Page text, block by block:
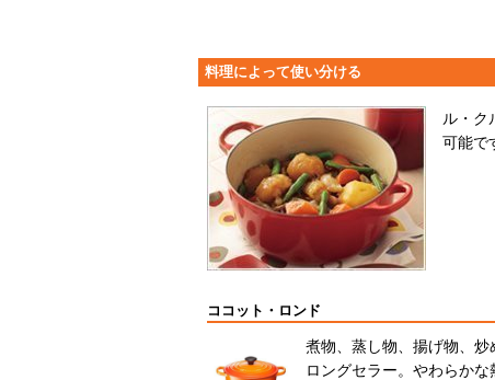
料理によって使い分ける
ル・ク
可能で
ココット・ロンド
煮物、蒸し物、揚げ物、
ロングセラー。やわらか